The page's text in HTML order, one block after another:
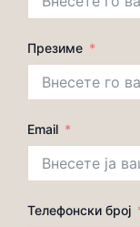
Презиме
Email
Телефонски број